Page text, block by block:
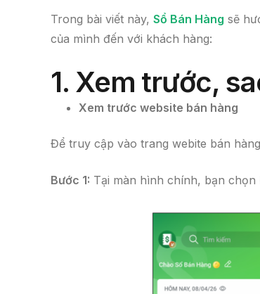
Trong bài viết này, Sổ Bán Hàng sẽ
của mình đến với khách hàng:
1. Xem trước,
Xem trước website bán hàng
Để truy cập vào trang webite bán
Bước 1: Tại màn hình chính, bạn chọn